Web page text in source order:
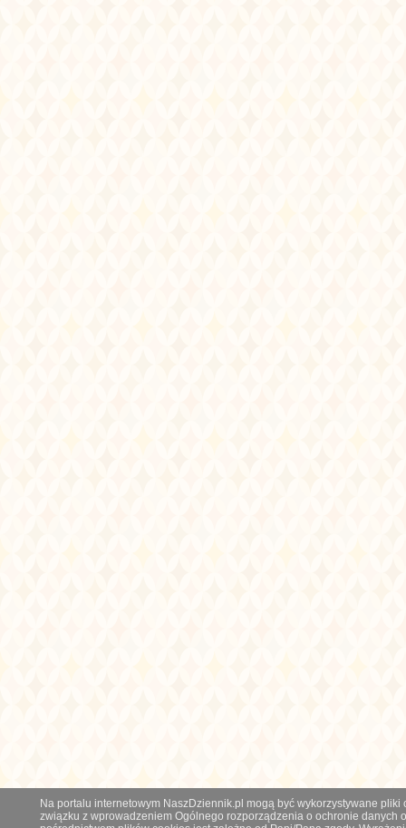
Na portalu internetowym NaszDziennik.pl mogą być wykorzystywane
związku z wprowadzeniem Ogólnego rozporządzenia o ochronie danych